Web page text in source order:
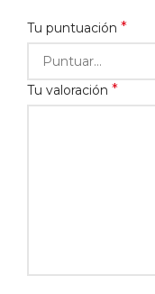
Tu puntuación *
Tu valoración *